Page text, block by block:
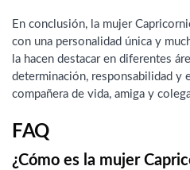
En conclusión, la mujer
con una personalidad única y
la hacen destacar en diferentes
determinación, responsabilidad y
compañera de vida, amiga y
FAQ
¿Cómo es la mujer